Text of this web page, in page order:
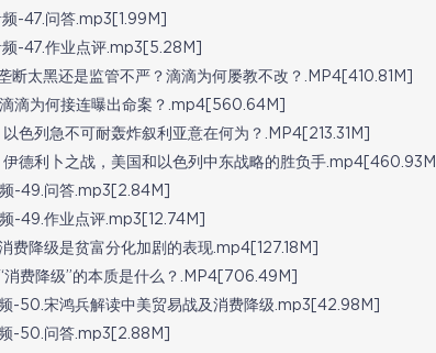
-47.问答.mp3[1.99M]
-47.作业点评.mp3[5.28M]
断太黑还是监管不严？滴滴为何屡教不改？.MP4[410.81M]
滴为何接连曝出命案？.mp4[560.64M]
色列急不可耐轰炸叙利亚意在何为？.MP4[213.31M]
德利卜之战，美国和以色列中东战略的胜负手.mp4[460.93M]
-49.问答.mp3[2.84M]
-49.作业点评.mp3[12.74M]
费降级是贫富分化加剧的表现.mp4[127.18M]
消费降级”的本质是什么？.MP4[706.49M]
-50.宋鸿兵解读中美贸易战及消费降级.mp3[42.98M]
-50.问答.mp3[2.88M]